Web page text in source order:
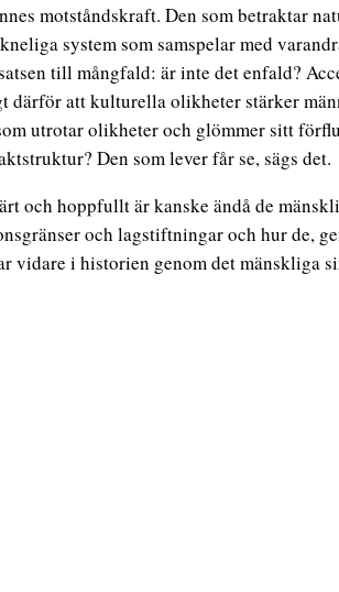
motståndskraft. Den som betraktar
system som samspelar med
till mångfald: är inte det enfald?
därför att kulturella olikheter stärker
utrotar olikheter och glömmer sitt
Den som lever får se, sägs det.
och hoppfullt är kanske ändå de
och lagstiftningar och hur de,
vidare i historien genom det mänskliga